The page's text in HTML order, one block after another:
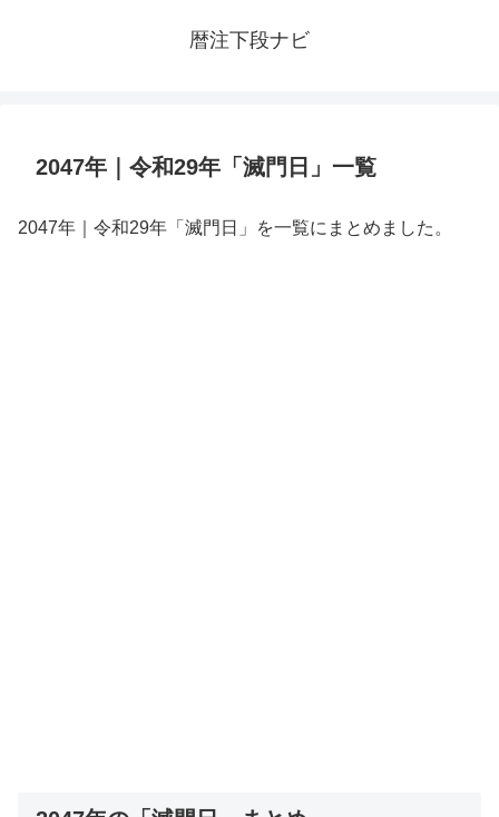
暦注下段ナビ
2047年｜令和29年「滅門日」一覧
2047年｜令和29年「滅門日」を一覧にまとめました。